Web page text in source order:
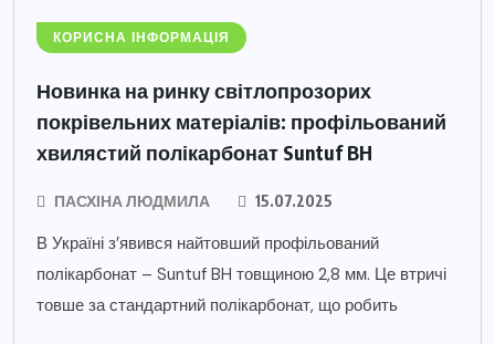
КОРИСНА ІНФОРМАЦІЯ
Новинка на ринку світлопрозорих
покрівельних матеріалів: профільований
хвилястий полікарбонат Suntuf BH
ПАСХІНА ЛЮДМИЛА 15.07.2025
В Україні з’явився найтовший профільований
полікарбонат – Suntuf BH товщиною 2,8 мм. Це втричі
товше за стандартний полікарбонат, що робить